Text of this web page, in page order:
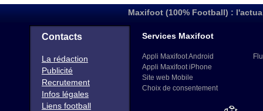
Maxifoot (100% Football) :
Contacts
La rédaction
Publicité
Recrutement
Infos légales
Liens football
Services Maxifoot
Appli Maxifoot Android
Appli Maxifoot iPhone
Site web Mobile
Choix de consentement